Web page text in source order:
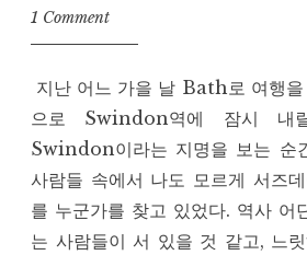
1 Comment
지난 어느 가을 날 Bath로 여행
으로 Swindon역에 잠시 내
Swindon이라는 지명을 보는 순
사람들 속에서 나도 모르게 서즈
를 누군가를 찾고 있었다. 역사 어
는 사람들이 서 있을 것 같고, 느